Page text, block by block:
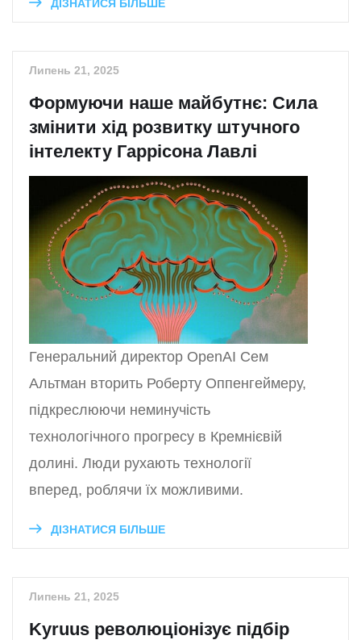
ДІЗНАТИСЯ БІЛЬШЕ
Липень 21, 2025
Формуючи наше майбутнє: Сила
змінити хід розвитку штучного
інтелекту Гаррісона Лавлі
Генеральний директор OpenAI Сем
Альтман вторить Роберту Оппенгеймеру,
підкреслюючи неминучість
технологічного прогресу в Кремнієвій
долині. Люди рухають технології
вперед, роблячи їх можливими.
ДІЗНАТИСЯ БІЛЬШЕ
Липень 21, 2025
Kyruus революціонізує підбір